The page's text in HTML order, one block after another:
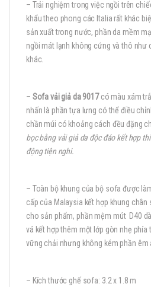
– Trải nghiệm trong việc ngồi trên
khẩu theo phong các Italia rất khác
sản xuất trong nước, phần da mềm
ngồi mát lạnh không cứng và thô như
khác.
– Sofa vải giả da 9017có màu xám
nhấn là phần tựa lưng có thể điều
chần múi có khoảng cách đều đặng
bọc bằng vải giả da độc đáo kết hợp
động tiện nghi.
– Toàn bộ khung của bộ sofa được
cấp của Malaysia kết hợp khung
cho sản phẩm, phần mệm mút D40
vá kết hợp thêm một lớp gòn nhẹ phía
vững chải nhưng không kém phần êm
– Kích thước ghế sofa: 3.2 x 1.8 m